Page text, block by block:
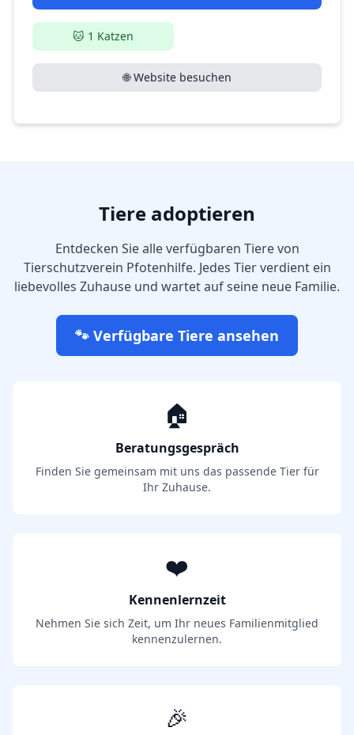
🐱 1 Katzen
🌐 Website besuchen
Tiere adoptieren
Entdecken Sie alle verfügbaren Tiere von
Tierschutzverein Pfotenhilfe. Jedes Tier verdient ein
liebevolles Zuhause und wartet auf seine neue Familie.
🐾 Verfügbare Tiere ansehen
🏠
Beratungsgespräch
Finden Sie gemeinsam mit uns das passende Tier für
Ihr Zuhause.
❤️
Kennenlernzeit
Nehmen Sie sich Zeit, um Ihr neues Familienmitglied
kennenzulernen.
🎉